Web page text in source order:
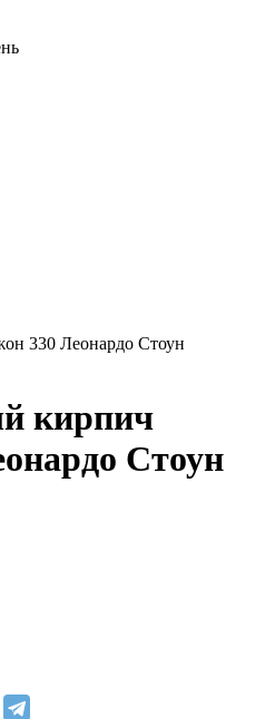
330 Леонардо Стоун
кирпич
Стоун